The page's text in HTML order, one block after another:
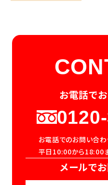
お電話で
お電話でのお問い合わ
平日10:00から18:00
メールで